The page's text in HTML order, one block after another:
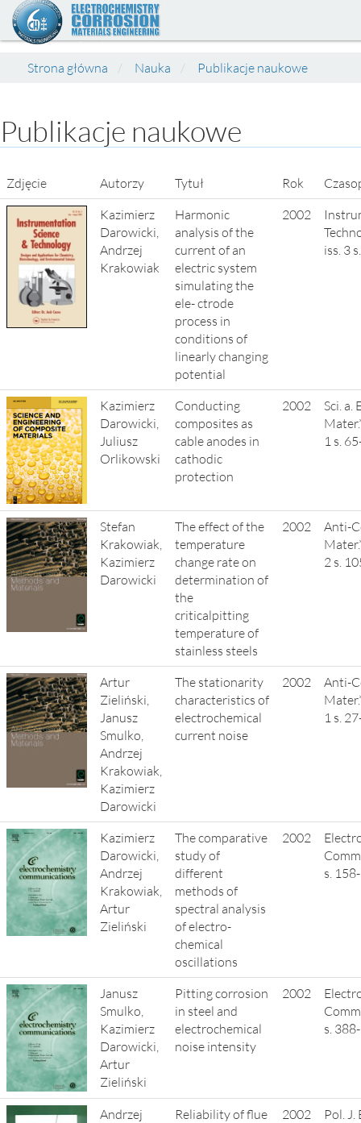
Strona główna Nauka Publikacje naukowe
Publikacje naukowe
Zdjęcie Autorzy Tytuł Rok
Kazimierz
Darowicki,
Andrzej
Krakowiak
Harmonic
analysis of the
current of an
electric system
simulating the
ele- ctrode
process in
conditions of
linearly changing
potential
2002
iss. 3
Kazimierz
Darowicki,
Juliusz
Orlikowski
Conducting
composites as
cable anodes in
cathodic
protection
2002
Sci. a.
1 s.
Stefan
Krakowiak,
Kazimierz
Darowicki
The effect of the
temperature
change rate on
determination of
the
criticalpitting
temperature of
stainless steels
2002
Anti-
2 s.
Artur
Zieliński,
Janusz
Smulko,
Andrzej
Krakowiak,
Kazimierz
Darowicki
The stationarity
characteristics of
electrochemical
current noise
2002
Anti-
1 s.
Kazimierz
Darowicki,
Andrzej
Krakowiak,
Artur
Zieliński
The comparative
study of
different
methods of
spectral analysis
of electro-
chemical
oscillations
2002
s.
Janusz
Smulko,
Kazimierz
Darowicki,
Artur
Zieliński
Pitting corrosion
in steel and
electrochemical
noise intensity
2002
s.
Andrzej
Reliability of flue
2002
Pol.